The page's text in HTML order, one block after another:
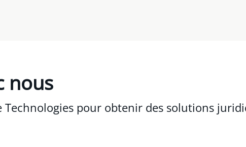
nous
pour obtenir des solutions